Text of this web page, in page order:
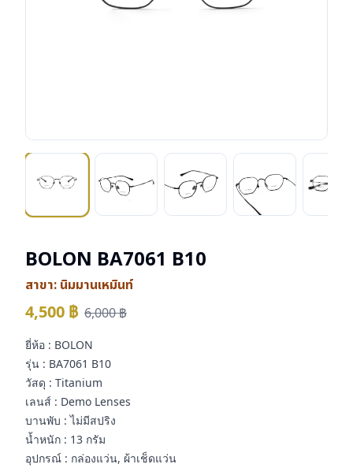
BOLON BA7061 B10
สาขา: นิมมานเหมินท์
4,500 ฿ 6,000฿
ยี่ห้อ : BOLON
รุ่น : BA7061 B10
วัสดุ : Titanium
เลนส์ : Demo Lenses
บานพับ : ไม่มีสปริง
น้ำหนัก : 13 กรัม
อุปกรณ์ : กล่องแว่น, ผ้าเช็ดแว่น